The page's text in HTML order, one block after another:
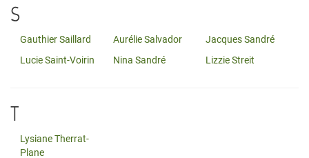
S
Gauthier Saillard
Lucie Saint-Voirin
Aurélie Salvador
Nina Sandré
Jacques Sandré
Lizzie Streit
T
Lysiane Therrat-
Plane